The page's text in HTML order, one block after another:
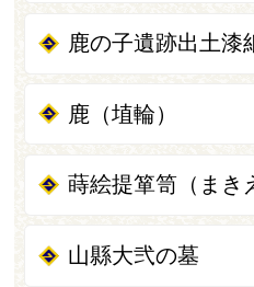
鹿の子遺跡出土漆
鹿（埴輪）
蒔絵提箪笥（まき
山縣大弐の墓